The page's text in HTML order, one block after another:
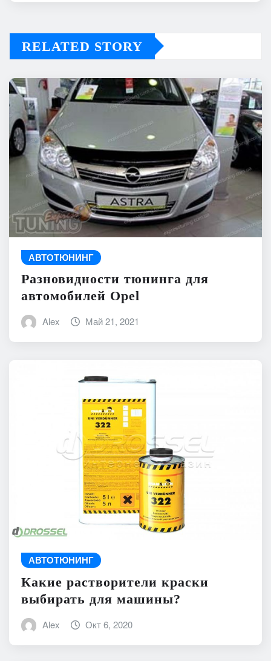
RELATED STORY
АВТОТЮНИНГ
Разновидности тюнинга для
автомобилей Opel
Alex Май 21, 2021
АВТОТЮНИНГ
Какие растворители краски
выбирать для машины?
Alex Окт 6, 2020